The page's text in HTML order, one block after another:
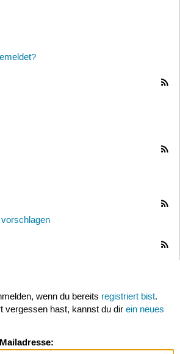
wenn du bereits registriert bist.
vergessen hast, kannst du dir ein neues